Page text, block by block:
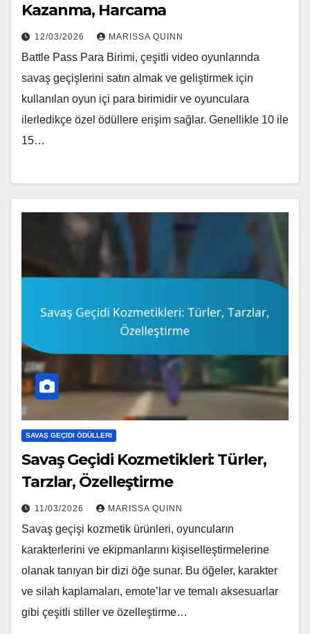
Kazanma, Harcama
12/03/2026 MARISSA QUINN
Battle Pass Para Birimi, çeşitli video oyunlarında
savaş geçişlerini satın almak ve geliştirmek için
kullanılan oyun içi para birimidir ve oyunculara
ilerledikçe özel ödüllere erişim sağlar. Genellikle 10 ile
15…
SAVAŞ GEÇIDI ÖDÜLLERI
Savaş Geçidi Kozmetikleri: Türler,
Tarzlar, Özelleştirme
11/03/2026 MARISSA QUINN
Savaş geçişi kozmetik ürünleri, oyuncuların
karakterlerini ve ekipmanlarını kişiselleştirmelerine
olanak tanıyan bir dizi öğe sunar. Bu öğeler, karakter
ve silah kaplamaları, emote’lar ve temalı aksesuarlar
gibi çeşitli stiller ve özelleştirme…